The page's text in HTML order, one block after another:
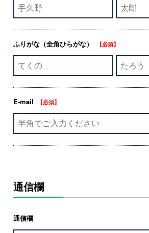
ふりがな （全角ひらがな） 【必須】
E-mail 【必須】
通信欄
通信欄